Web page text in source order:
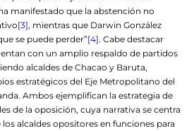
manifestado que la abstención no
[3], mientras que Darwin González
se puede perder”[4]. Cabe destacar
con un amplio respaldo de partidos
alcaldes de Chacao y Baruta,
estratégicos del Eje Metropolitano del
Ambos ejemplifican la estrategia de
de la oposición, cuya narrativa se centra
alcaldes opositores en funciones para